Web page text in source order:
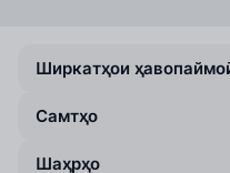
Ширкатҳои
Самтҳо
Шаҳрҳо